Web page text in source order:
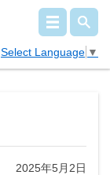
Select Language ▼
2025年5月2日